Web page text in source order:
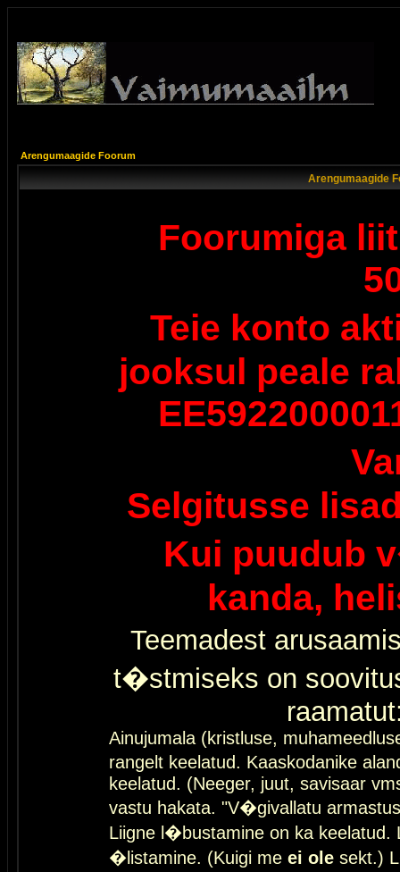
Arengumaagide Foorum
Arengumaagide
Foorumiga
Teie konto
jooksul peale
Selgitusse
Kui puudub
kanda,
Teemadest
t�stmiseks on
Ainujumala (kristluse,
rangelt keelatud. Kaaskodanike
keelatud. (Neeger, juut, savisaar
vastu hakata. "V�givallatu
Liigne l�bustamine on ka keelatud.
�listamine. (Kuigi me ei ole sekt.)